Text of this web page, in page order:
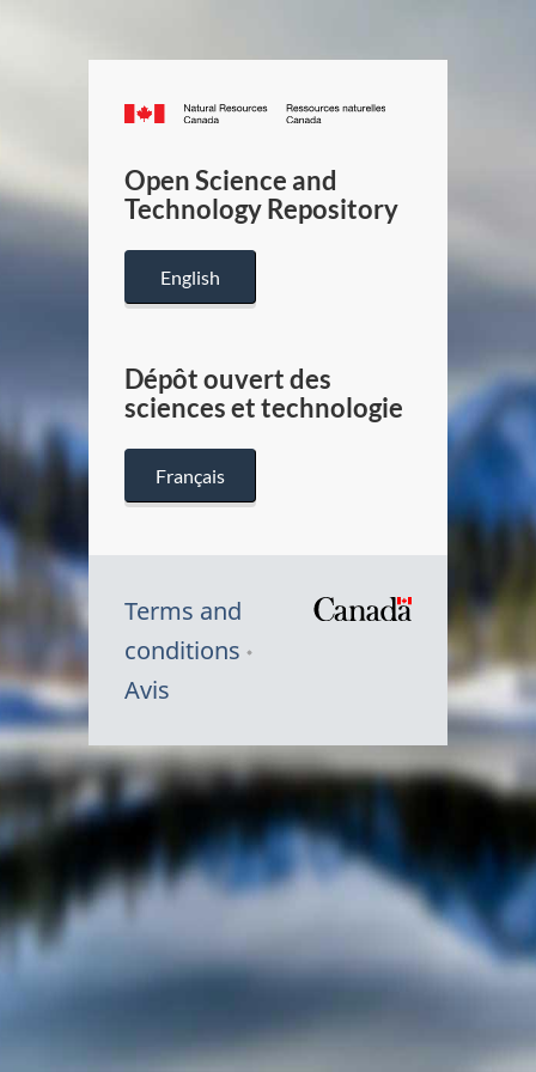
Canada.ca
/
Canada
Open Science and
Technology Repository
English
Dépôt ouvert des
sciences et technologie
Français
Terms and
conditions
Avis
Symbole
du
Canada